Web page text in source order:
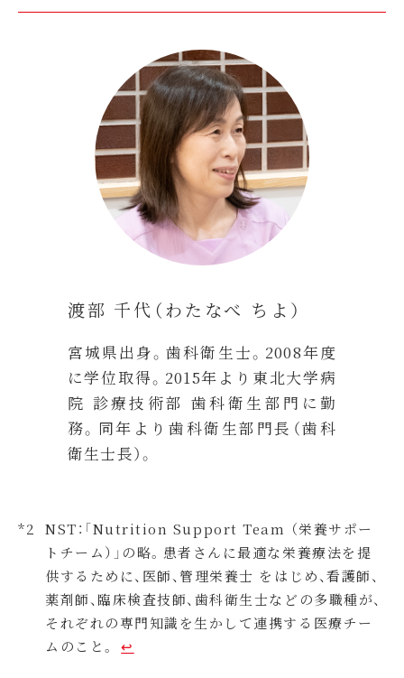
渡部 千代（わたなべ ちよ）
宮城県出身。歯科衛生士。2008年度
に学位取得。2015年より東北大学病
院 診療技術部 歯科衛生部門に勤
務。同年より歯科衛生部門長（歯科
衛生士長）。
NST：「Nutrition Support Team （栄養サポー
トチーム）」の略。患者さんに最適な栄養療法を提
供するために、医師、管理栄養士 をはじめ、看護師、
薬剤師、臨床検査技師、歯科衛生士などの多職種が、
それぞれの専門知識を生かして連携する医療チー
ムのこと。↩︎